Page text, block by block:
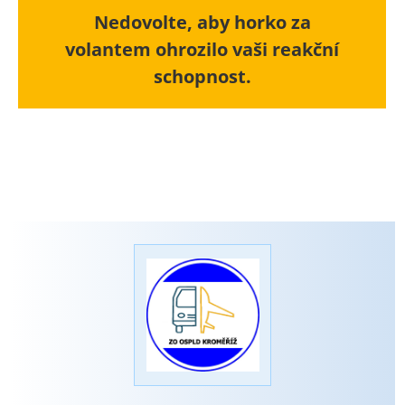
Nedovolte, aby horko za
volantem ohrozilo vaši reakční
schopnost.